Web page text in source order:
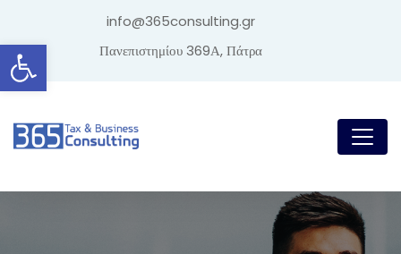
Ανοίξτε τη γραμμή εργαλείων
info@365consulting.gr
Πανεπιστημίου 369Α, Πάτρα